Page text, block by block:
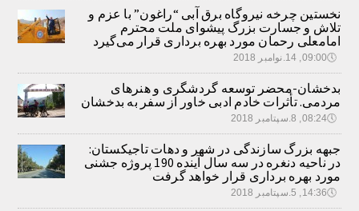
نخستین چرخه نیروگاه برق آبی “راغون” با عزم و
تلاش و جسارت بزرگ پیشوای ملت محترم
امامعلی رحمان مورد بهره برداری قرار می‌گیرد
🕔09:00, 14.نوامبر 2018
بدخشان-محضر توسعه گردشگری و هنرهای
مردمی. تأثرات خادم ادبی خاور از سفر به بدخشان
🕔08:24, 8.سپتامبر 2018
جبهه بزرگ سازندگی در شهر و دهات تاجیکستان:
در ناحیه دنغره در سه سال آینده 190 پروژه جشنی
مورد بهره برداری قرار خواهد گرفت
🕔14:36, 5.سپتامبر 2018